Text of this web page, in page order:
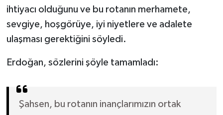
ihtiyacı olduğunu ve bu rotanın merhamete,
sevgiye, hoşgörüye, iyi niyetlere ve adalete
ulaşması gerektiğini söyledi.
Erdoğan, sözlerini şöyle tamamladı:
Şahsen, bu rotanın inançlarımızın ortak